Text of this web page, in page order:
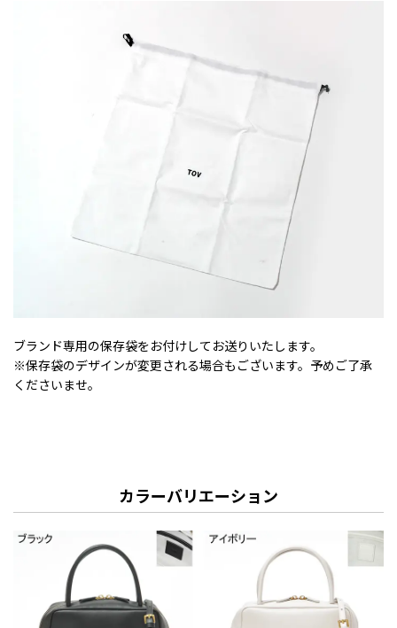
ブランド専用の保存袋をお付けしてお送りいたします。
※保存袋のデザインが変更される場合もございます。予めご了承
くださいませ。
カラーバリエーション